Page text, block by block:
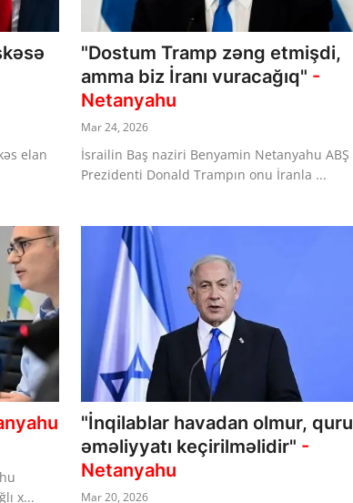
elan
"Dostum Tramp zəng etmişdi,
amma biz İranı vuracağıq" -
Netanyahu
Mar 24, 2026
İsrailin Baş naziri Benyamin Netanyahu ABŞ
Prezidenti Donald Trampın onu İranla ...
x...
"İnqilablar havadan olmur, quru
əməliyyatı keçirilməlidir" -
Netanyahu
Mar 20, 2026